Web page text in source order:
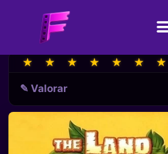
★
★ ★
★ ★
★ ★
★ ★
★ ★
★ ★
★
✎ Valorar